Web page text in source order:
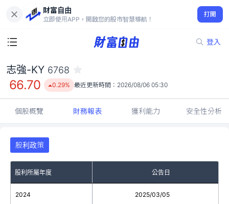
財富自由
立即使用APP，開啟您的股市智慧導航！
打開
登入
66.70
0.29%
志強-KY 6768
66.70 0.29% 最近更新時間： 2026/08/06 05:30
個股概覽 財務報表 獲利能力 安全性分析
股利政策
股利所屬年度 公告日
2024 2025/03/05